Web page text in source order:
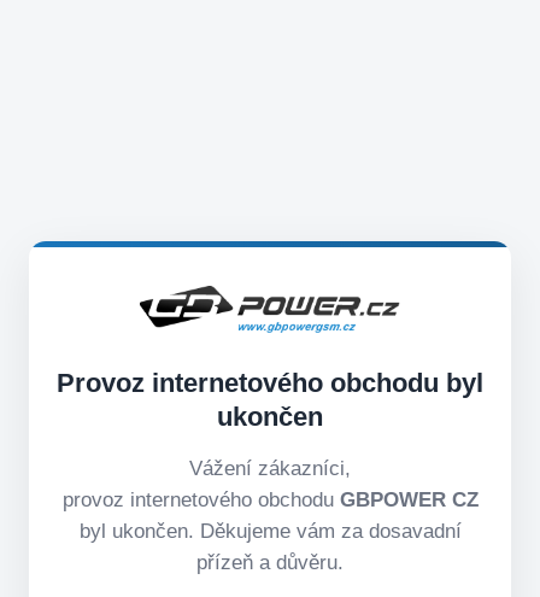
Provoz internetového obchodu byl
ukončen
Vážení zákazníci,
provoz internetového obchodu GBPOWER CZ
byl ukončen. Děkujeme vám za dosavadní
přízeň a důvěru.